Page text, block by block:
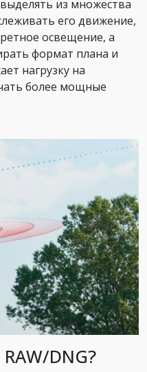
из множества
его движение,
освещение, а
формат плана и
нагрузку на
более мощные
DNG?